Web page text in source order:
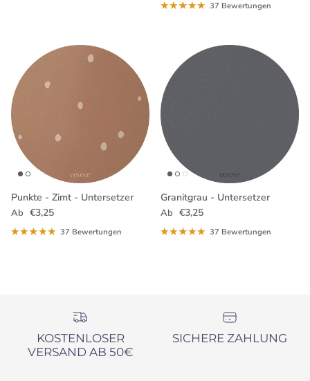
37 Bewertungen
Punkte - Zimt - Untersetzer
Normaler Preis
Ab €3,25
37 Bewertungen
Granitgrau - Untersetzer
Normaler Preis
Ab €3,25
37 Bewertungen
KOSTENLOSER
VERSAND AB 50€
SICHERE ZAHLUNG